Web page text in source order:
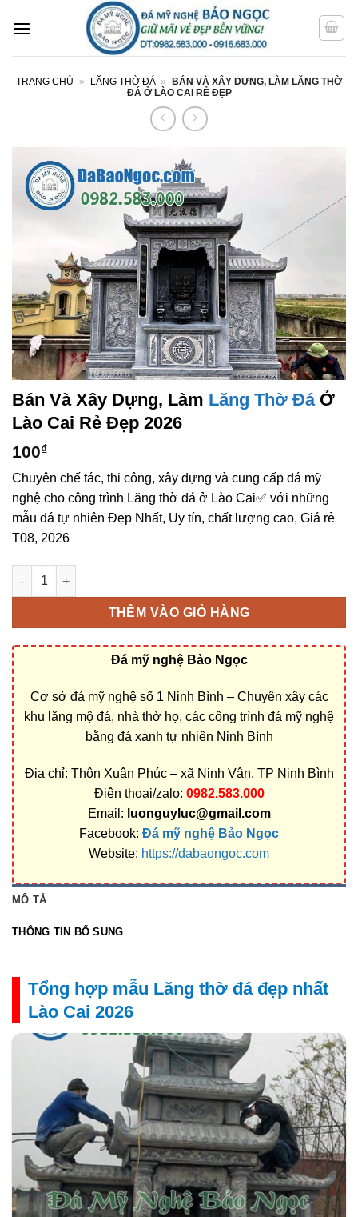
qua
TRANG CHỦ » LĂNG THỜ ĐÁ »
BÁN VÀ XÂY DỰNG, LÀM LĂNG THỜ
ĐÁ Ở LÀO CAI RẺ ĐẸP
Bán Và Xây Dựng, Làm Lăng Thờ ĐáỞ
Lào Cai Rẻ Đẹp 2026
100₫
Chuyên chế tác, thi công, xây dựng và cung cấp đá mỹ
nghệ cho công trình Lăng thờ đá ở Lào Cai✅ với những
mẫu đá tự nhiên Đẹp Nhất, Uy tín, chất lượng cao, Giá rẻ
T08, 2026
Bán và xây dựng, làm Lăng thờ đá ở Lào Cai rẻ đẹp số lượng
THÊM VÀO GIỎ HÀNG
Đá mỹ nghệ Bảo Ngọc
Cơ sở đá mỹ nghệ số 1 Ninh Bình – Chuyên xây các
khu lăng mộ đá, nhà thờ họ, các công trình đá mỹ nghệ
bằng đá xanh tự nhiên Ninh Bình
Địa chỉ: Thôn Xuân Phúc – xã Ninh Vân, TP Ninh Bình
Điện thoại/zalo: 0982.583.000
Email: luonguyluc@gmail.com
Facebook: Đá mỹ nghệ Bảo Ngọc
Website: https://dabaongoc.com
MÔ TẢ
THÔNG TIN BỔ SUNG
Tổng hợp mẫu Lăng thờ đá đẹp nhất
Lào Cai 2026